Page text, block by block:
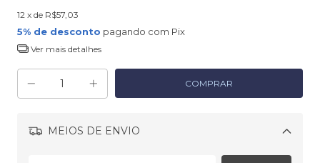
12 x de R$57,03
5% de desconto pagando com Pix
Ver mais detalhes
MEIOS DE ENVIO
Alterar CEP